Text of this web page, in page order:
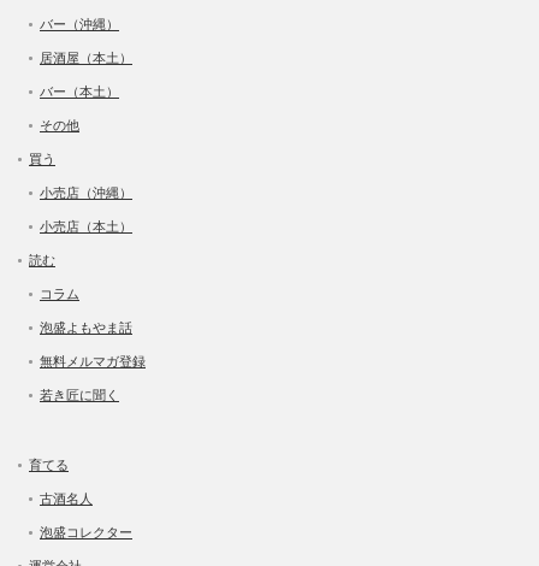
バー（沖縄）
居酒屋（本土）
バー（本土）
その他
買う
小売店（沖縄）
小売店（本土）
読む
コラム
泡盛よもやま話
無料メルマガ登録
若き匠に聞く
育てる
古酒名人
泡盛コレクター